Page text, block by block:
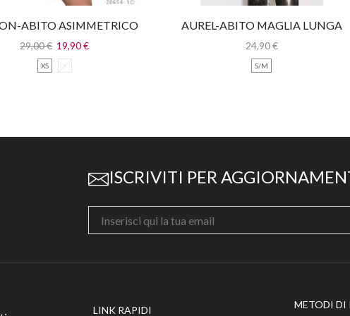
ABITO ASIMMETRICO
GIROMANICA
29,00€ 19,90€
XS S
AUREL-ABITO MAGLIA LUNGA
CON PIZZO
24,90€
S/M
ISCRIVITI PER
LINK RAPIDI METODI DI